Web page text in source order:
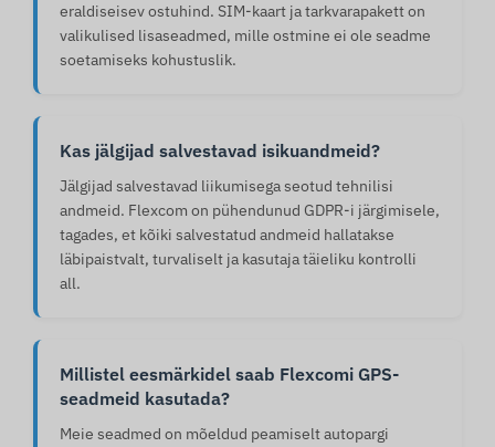
eraldiseisev ostuhind. SIM-kaart ja tarkvarapakett on
valikulised lisaseadmed, mille ostmine ei ole seadme
soetamiseks kohustuslik.
Kas jälgijad salvestavad isikuandmeid?
Jälgijad salvestavad liikumisega seotud tehnilisi
andmeid. Flexcom on pühendunud GDPR-i järgimisele,
tagades, et kõiki salvestatud andmeid hallatakse
läbipaistvalt, turvaliselt ja kasutaja täieliku kontrolli
all.
Millistel eesmärkidel saab Flexcomi GPS-
seadmeid kasutada?
Meie seadmed on mõeldud peamiselt autopargi